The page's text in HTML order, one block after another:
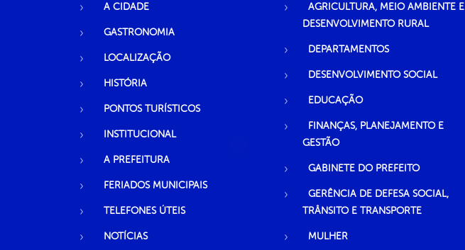
A CIDADE
GASTRONOMIA
LOCALIZAÇÃO
HISTÓRIA
PONTOS TURÍSTICOS
INSTITUCIONAL
A PREFEITURA
FERIADOS MUNICIPAIS
TELEFONES ÚTEIS
NOTÍCIAS
AGRICULTURA, MEIO AMBIENTE E
DESENVOLVIMENTO RURAL
DEPARTAMENTOS
DESENVOLVIMENTO SOCIAL
EDUCAÇÃO
FINANÇAS, PLANEJAMENTO E
GESTÃO
GABINETE DO PREFEITO
GERÊNCIA DE DEFESA SOCIAL,
TRÂNSITO E TRANSPORTE
MULHER